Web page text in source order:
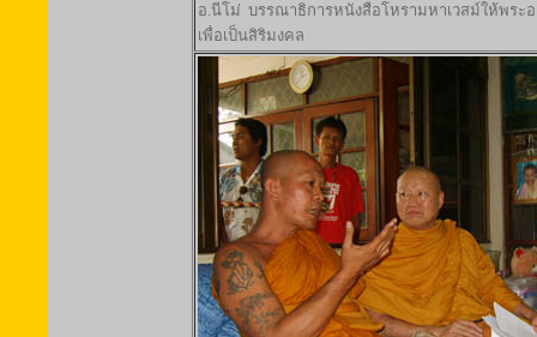
อ.นีโม่ บรรณาธิการหนังสือโหรามหาเวสม์ให้พระ
เพื่อเป็นสิริมงคล